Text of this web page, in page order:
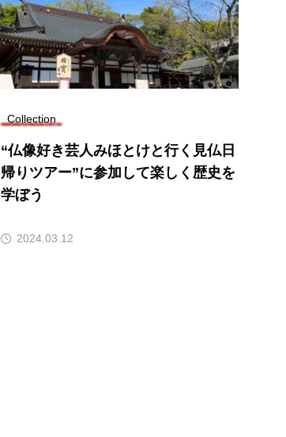
Collection
“仏像好き芸人みほとけと行く見仏日
帰りツアー”に参加して楽しく歴史を
学ぼう
2024.03.12